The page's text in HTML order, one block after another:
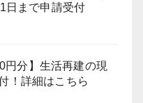
日まで申請受付
円分】生活再建の現
！詳細はこちら